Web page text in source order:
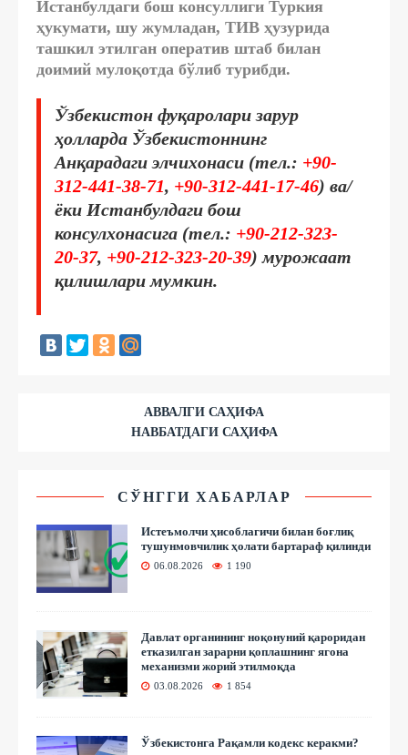
Истанбулдаги бош консуллиги Туркия
ҳукумати, шу жумладан, ТИВ ҳузурида
ташкил этилган оператив штаб билан
доимий мулоқотда бўлиб турибди.
Ўзбекистон фуқаролари зарур
ҳолларда Ўзбекистоннинг
Анқарадаги элчихонаси (тел.: +90-
312-441-38-71, +90-312-441-17-46) ва/
ёки Истанбулдаги бош
консулхонасига (тел.: +90-212-323-
20-37, +90-212-323-20-39) мурожаат
қилишлари мумкин.
АВВАЛГИ САҲИФА
НАВБАТДАГИ САҲИФА
СЎНГГИ ХАБАРЛАР
Истеъмолчи ҳисоблагичи билан боғлиқ
тушунмовчилик ҳолати бартараф қилинди
06.08.2026 1 190
Давлат органининг ноқонуний қароридан
етказилган зарарни қоплашнинг ягона
механизми жорий этилмоқда
03.08.2026 1 854
Ўзбекистонга Рақамли кодекс керакми?